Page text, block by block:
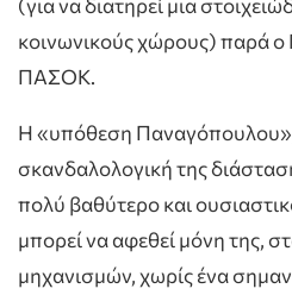
(για να διατηρεί μια
κοινωνικούς χώρους) παρά
ΠΑΣΟΚ.
Η «υπόθεση
σκανδαλολογική της
πολύ βαθύτερο και
μπορεί να αφεθεί μόνη της,
μηχανισμών, χωρίς ένα